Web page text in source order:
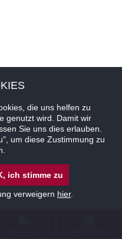
die uns helfen zu
genutzt wird. Damit wir
Sie uns dies erlauben.
um diese Zustimmung zu
ich stimme zu
verweigern hier.